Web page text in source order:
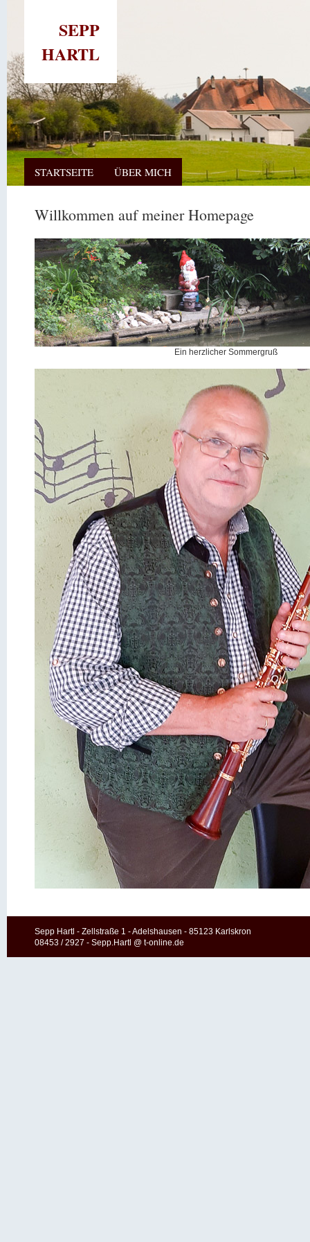
SEPP
HARTL
STARTSEITE ÜBER MICH
Willkommen auf meiner Homepage
Ein herzlicher Sommergruß
Sepp Hartl - Zellstraße 1 - Adelshausen - 85123 Karlskron
08453 / 2927 - Sepp.Hartl @ t-online.de